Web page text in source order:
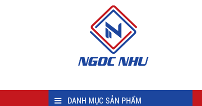
DANH MỤC SẢN PHẨM